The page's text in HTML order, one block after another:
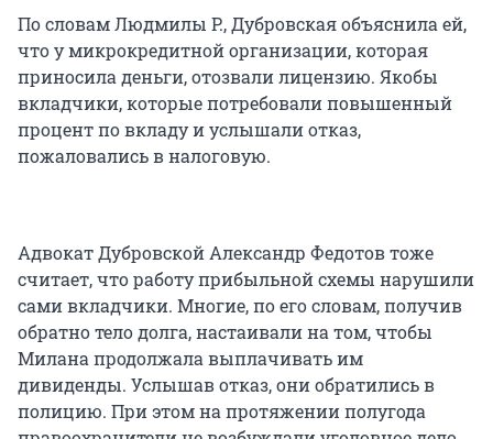
По словам Людмилы Р., Дубровская объяснила ей,
что у микрокредитной организации, которая
приносила деньги, отозвали лицензию. Якобы
вкладчики, которые потребовали повышенный
процент по вкладу и услышали отказ,
пожаловались в налоговую.
Адвокат Дубровской Александр Федотов тоже
считает, что работу прибыльной схемы нарушили
сами вкладчики. Многие, по его словам, получив
обратно тело долга, настаивали на том, чтобы
Милана продолжала выплачивать им
дивиденды. Услышав отказ, они обратились в
полицию. При этом на протяжении полугода